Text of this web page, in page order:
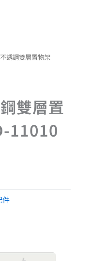
銹鋼雙層置物架
雙層置
11010
件
原
目